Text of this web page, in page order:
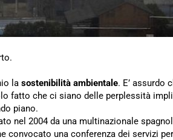
la sostenibilità ambientale. E’ assurdo
fatto che ci siano delle perplessità
piano.
nel 2004 da una multinazionale
convocato una conferenza dei servizi